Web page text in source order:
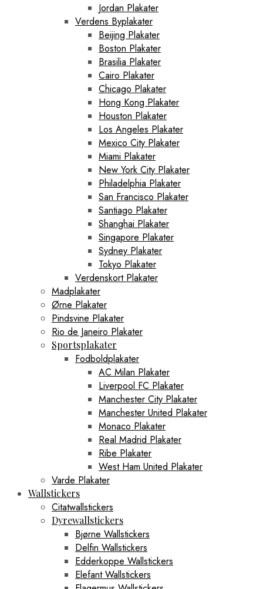
Jordan Plakater
Verdens Byplakater
Beijing Plakater
Boston Plakater
Brasilia Plakater
Cairo Plakater
Chicago Plakater
Hong Kong Plakater
Houston Plakater
Los Angeles Plakater
Mexico City Plakater
Miami Plakater
New York City Plakater
Philadelphia Plakater
San Francisco Plakater
Santiago Plakater
Shanghai Plakater
Singapore Plakater
Sydney Plakater
Tokyo Plakater
Verdenskort Plakater
Madplakater
Ørne Plakater
Pindsvine Plakater
Rio de Janeiro Plakater
Sportsplakater
Fodboldplakater
AC Milan Plakater
Liverpool FC Plakater
Manchester City Plakater
Manchester United Plakater
Monaco Plakater
Real Madrid Plakater
Ribe Plakater
West Ham United Plakater
Varde Plakater
Wallstickers
Citatwallstickers
Dyrewallstickers
Bjørne Wallstickers
Delfin Wallstickers
Edderkoppe Wallstickers
Elefant Wallstickers